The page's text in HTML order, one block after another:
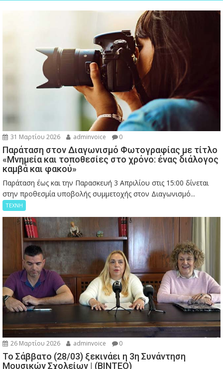
31 Μαρτίου 2026 adminvoice 0
Παράταση στον Διαγωνισμό Φωτογραφίας με τίτλο
«Μνημεία και τοποθεσίες στο χρόνο: ένας διάλογος
καμβά και φακού»
Παράταση έως και την Παρασκευή 3 Απριλίου στις 15:00 δίνεται
στην προθεσμία υποβολής συμμετοχής στον Διαγωνισμό...
ΤΕΧΝΗ
26 Μαρτίου 2026 adminvoice 0
Το Σάββατο (28/03) ξεκινάει η 3η Συνάντηση
Μουσικών Σχολείων | (ΒΙΝΤΕΟ)